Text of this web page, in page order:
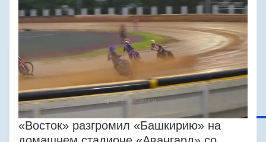
«Восток» разгромил «Башкирию» на